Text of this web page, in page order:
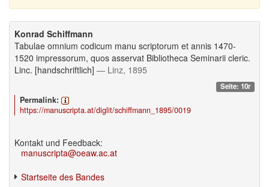
Konrad Schiffmann
Tabulae omnium codicum manu scriptorum et annis 1470-
1520 impressorum, quos asservat Bibliotheca Seminarii cleric.
Linc. [handschriftlich] — Linz, 1895
Seite: 10r
Permalink:
https://manuscripta.at/diglit/schiffmann_1895/0019
Kontakt und Feedback:
manuscripta@oeaw.ac.at
Startseite des Bandes